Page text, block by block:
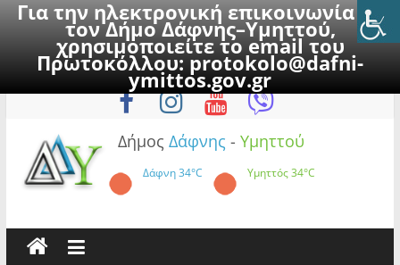
Για την ηλεκτρονική επικοινωνία με
τον Δήμο Δάφνης–Υμηττού,
χρησιμοποιείτε το email του
Πρωτοκόλλου:protokolo@dafni-
ymittos.gov.gr
to
Παρασκευή, 7 Αυγούστου 2026
Δήμος Δάφνης - Υμηττού
Δάφνη34°C Υμηττός34°C